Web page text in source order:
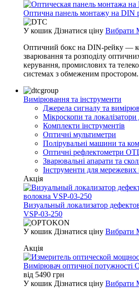
Оптична панель монтажу на DIN
У кошик Дізнатися ціну Вибрати
Оптичний бокс на DIN-рейку —
зварювання та розподілу
керування, промислових та
системах з обмеженим простором.
Вимірювання та інструменти
Джерела сигналу та
Мікроскопи та локалізатори
Комплекти інструментів
Оптичні мультиметри
Полірувальні машини та
Оптичні рефлектометри
Зварювальні апарати та
Інструменти для мережевих
Акція
Визуальный локализатор
VSP-03-250
У кошик Дізнатися ціну Вибрати
Акція
Вимірювач оптичної потужності
від 5490 грн
У кошик Дізнатися ціну Вибрати